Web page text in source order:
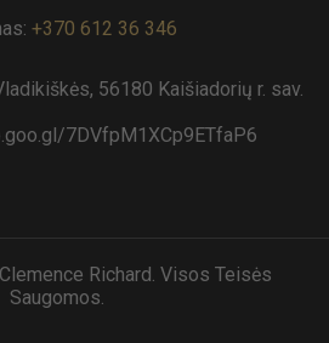
+370 612 36 346
56180 Kaišiadorių r. sav.
7DVfpM1XCp9ETfaP6
Richard. Visos Teisės
Saugomos.